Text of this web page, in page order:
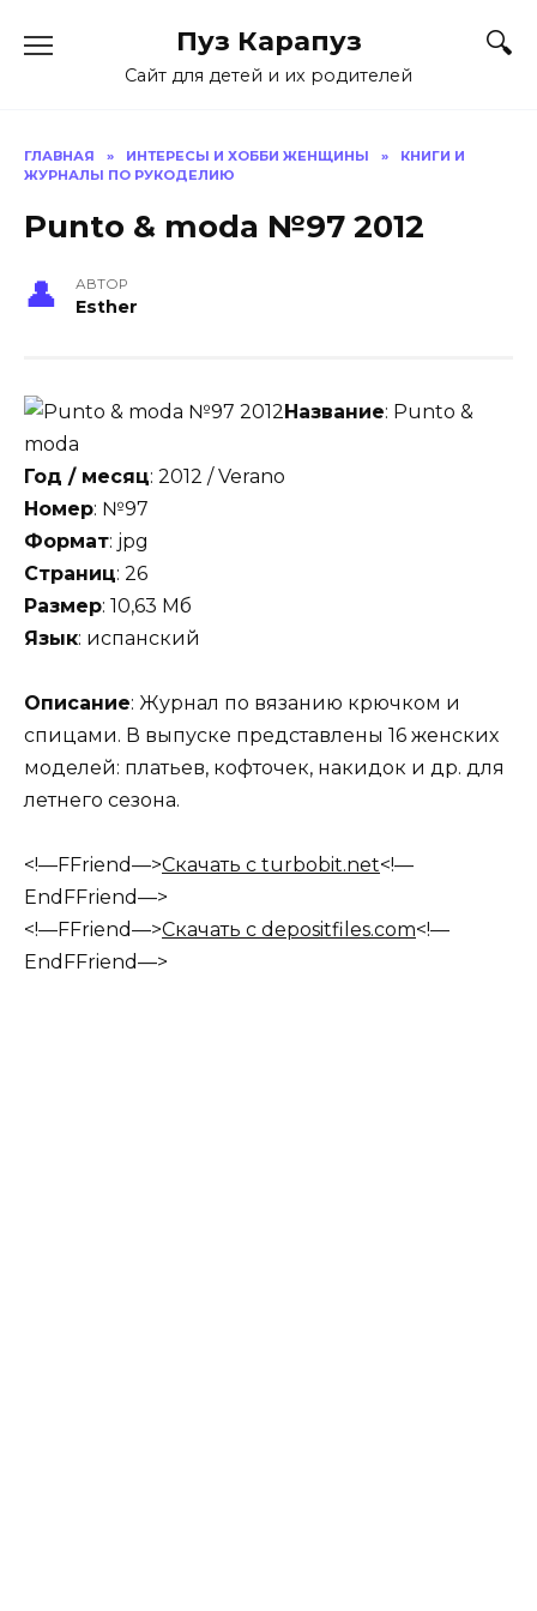
Пуз Карапуз
Сайт для детей и их родителей
ГЛАВНАЯ » ИНТЕРЕСЫ И ХОББИ ЖЕНЩИНЫ »
КНИГИ И
ЖУРНАЛЫ ПО РУКОДЕЛИЮ
Punto & moda №97 2012
АВТОР
Esther
Название: Punto &
moda
Год / месяц: 2012 / Verano
Номер: №97
Формат: jpg
Страниц: 26
Размер: 10,63 Мб
Язык: испанский
Описание: Журнал по вязанию крючком и
спицами. В выпуске представлены 16 женских
моделей: платьев, кофточек, накидок и др. для
летнего сезона.
<!—FFriend—>Скачать с turbobit.net<!—
EndFFriend—>
<!—FFriend—>Скачать с depositfiles.com<!—
EndFFriend—>